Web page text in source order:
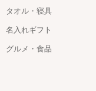
タオル・寝具
名入れギフト
グルメ・食品